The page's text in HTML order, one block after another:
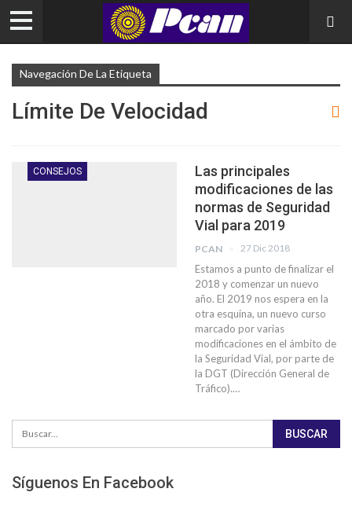
Navegación De La Etiqueta
Límite De Velocidad
CONSEJOS
Las principales
modificaciones de las
normas de Seguridad
Vial para 2019
PCAN 27 Dic 2018
Estamos a punto de finalizar el
2018 y comenzar un nuevo
año. El 2019 nos espera en la
otra esquina, un nuevo curso
marcado por varias
modificaciones en el ámbito de
la Seguridad Vial, por parte de
la DGT (Dirección General de
Tráfico).…
Síguenos En Facebook